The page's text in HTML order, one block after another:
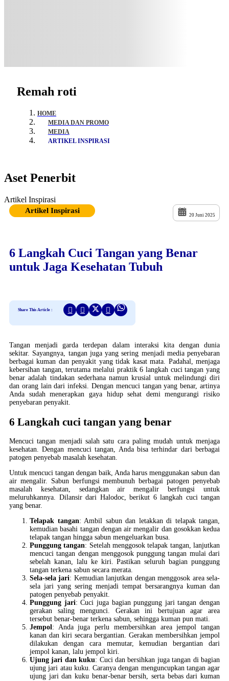
Remah roti
HOME
MEDIA DAN PROMO
MEDIA
ARTIKEL INSPIRASI
Aset Penerbit
Artikel Inspirasi
Artikel Inspirasi
20 Juni 2025
6 Langkah Cuci Tangan yang Benar
untuk Jaga Kesehatan Tubuh
Share This Article :
Tangan menjadi garda terdepan dalam interaksi kita dengan dunia
sekitar. Sayangnya, tangan juga yang sering menjadi media penyebaran
berbagai kuman dan penyakit yang tidak kasat mata. Padahal, menjaga
kebersihan tangan, terutama melalui praktik 6 langkah cuci tangan yang
benar adalah tindakan sederhana namun krusial untuk melindungi diri
dan orang lain dari infeksi. Dengan mencuci tangan yang benar, artinya
Anda sudah menerapkan gaya hidup sehat demi mengurangi risiko
penyebaran penyakit.
6 Langkah cuci tangan yang benar
Mencuci tangan menjadi salah satu cara paling mudah untuk menjaga
kesehatan. Dengan mencuci tangan, Anda bisa terhindar dari berbagai
patogen penyebab masalah kesehatan.
Untuk mencuci tangan dengan baik, Anda harus menggunakan sabun dan
air mengalir. Sabun berfungsi membunuh berbagai patogen penyebab
masalah kesehatan, sedangkan air mengalir berfungsi untuk
meluruhkannya. Dilansir dari Halodoc, berikut 6 langkah cuci tangan
yang benar.
Telapak tangan: Ambil sabun dan letakkan di telapak tangan,
kemudian basahi tangan dengan air mengalir dan gosokkan kedua
telapak tangan hingga sabun mengeluarkan busa.
Punggung tangan: Setelah menggosok telapak tangan, lanjutkan
mencuci tangan dengan menggosok punggung tangan mulai dari
sebelah kanan, lalu ke kiri. Pastikan seluruh bagian punggung
tangan terkena sabun secara merata.
Sela-sela jari: Kemudian lanjutkan dengan menggosok area sela-
sela jari yang sering menjadi tempat bersarangnya kuman dan
patogen penyebab penyakit.
Punggung jari: Cuci juga bagian punggung jari tangan dengan
gerakan saling mengunci. Gerakan ini bertujuan agar area
tersebut benar-benar terkena sabun, sehingga kuman pun mati.
Jempol : Anda juga perlu membersihkan area jempol tangan
kanan dan kiri secara bergantian. Gerakan membersihkan jempol
dilakukan dengan cara memutar, kemudian bergantian dari
jempol kanan, lalu jempol kiri.
Ujung jari dan kuku: Cuci dan bersihkan juga tangan di bagian
ujung jari atau kuku. Caranya dengan menguncupkan tangan agar
ujung jari dan kuku benar-benar bersih, serta bebas dari kuman